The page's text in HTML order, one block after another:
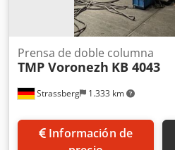
Strassberg 1.333 km
Prensa de doble columna
TMP Voronezh KB 4043
Información de